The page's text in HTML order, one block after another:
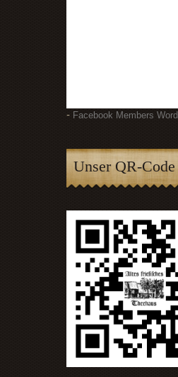
- Facebook Members
Unser QR-Code